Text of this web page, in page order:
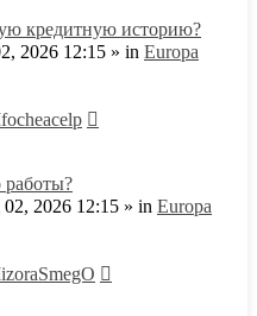
кредитную историю?
2026 12:15 » in Europa
работы?
02, 2026 12:15 » in Europa